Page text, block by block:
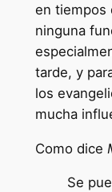
en tiempos
ninguna
tarde, y
los
mucha
Como dice
Se